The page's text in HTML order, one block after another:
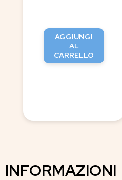
AGGIUNGI
AL
CARRELLO
INFORMAZIONI